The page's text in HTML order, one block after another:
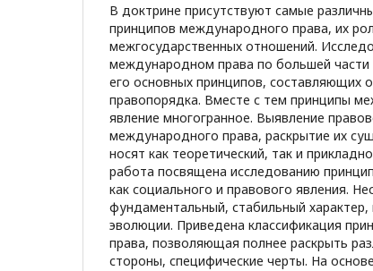
В доктрине присутствуют самые
принципов международного права, их
межгосударственных отношений.
международном права по большей части
его основных принципов, составляющих
правопорядка. Вместе с тем принципы
явление многогранное. Выявление
международного права, раскрытие их
носят как теоретический, так и
работа посвящена исследованию
как социального и правового явления.
фундаментальный, стабильный
эволюции. Приведена классификация
права, позволяющая полнее раскрыть
стороны, специфические черты. На